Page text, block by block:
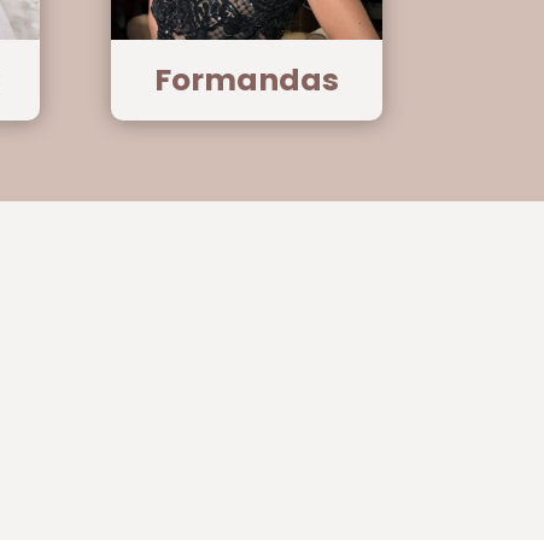
Formandas